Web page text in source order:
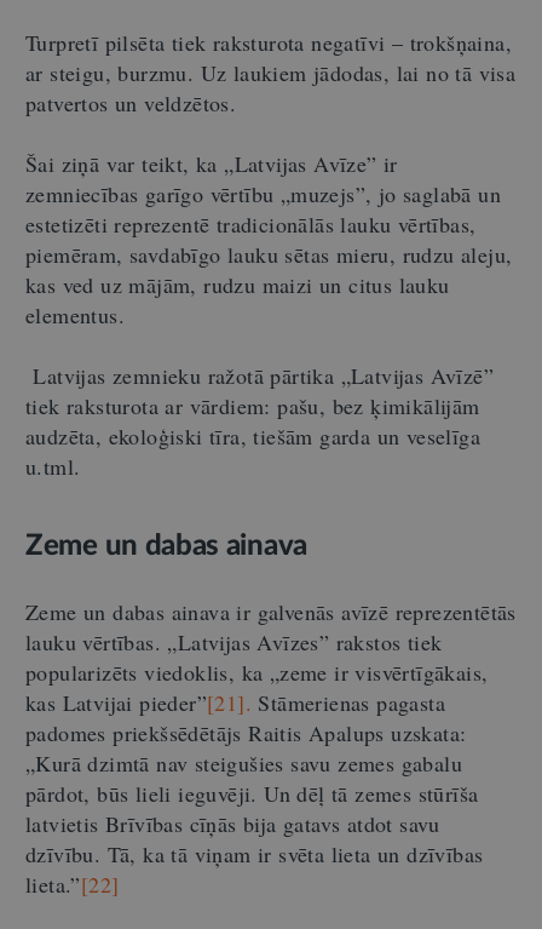
Turpretī pilsēta tiek raksturota negatīvi – trokšņaina,
ar steigu, burzmu. Uz laukiem jādodas, lai no tā visa
patvertos un veldzētos.
Šai ziņā var teikt, ka „Latvijas Avīze” ir
zemniecības garīgo vērtību „muzejs”, jo saglabā un
estetizēti reprezentē tradicionālās lauku vērtības,
piemēram, savdabīgo lauku sētas mieru, rudzu aleju,
kas ved uz mājām, rudzu maizi un citus lauku
elementus.
Latvijas zemnieku ražotā pārtika „Latvijas Avīzē”
tiek raksturota ar vārdiem: pašu, bez ķimikālijām
audzēta, ekoloģiski tīra, tiešām garda un veselīga
u.tml.
Zeme un dabas ainava
Zeme un dabas ainava ir galvenās avīzē reprezentētās
lauku vērtības. „Latvijas Avīzes” rakstos tiek
popularizēts viedoklis, ka „zeme ir visvērtīgākais,
kas Latvijai pieder”[21]. Stāmerienas pagasta
padomes priekšsēdētājs Raitis Apalups uzskata:
„Kurā dzimtā nav steigušies savu zemes gabalu
pārdot, būs lieli ieguvēji. Un dēļ tā zemes stūrīša
latvietis Brīvības cīņās bija gatavs atdot savu
dzīvību. Tā, ka tā viņam ir svēta lieta un dzīvības
lieta.”[22]